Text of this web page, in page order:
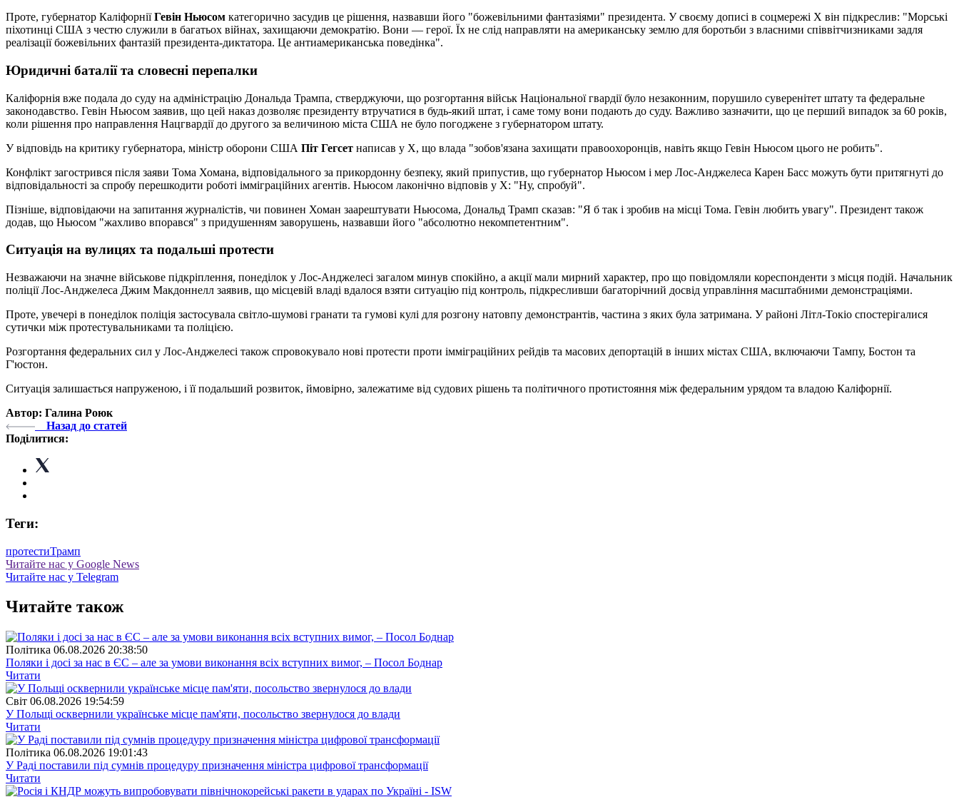
Проте, губернатор КаліфорніїГевін Ньюсом категорично засудив це рішення, назвавши його "божевільними фантазіями" президента. У своєму дописі в соцмережі X він підкреслив: "Морські
піхотинці США з честю служили в багатьох війнах, захищаючи демократію. Вони — герої. Їх не слід направляти на американську землю для боротьби з власними співвітчизниками задля
реалізації божевільних фантазій президента-диктатора. Це антиамериканська поведінка".
Юридичні баталії та словесні перепалки
Каліфорнія вже подала до суду на адміністрацію Дональда Трампа, стверджуючи, що розгортання військ Національної гвардії було незаконним, порушило суверенітет штату та федеральне
законодавство. Гевін Ньюсом заявив, що цей наказ дозволяє президенту втручатися в будь-який штат, і саме тому вони подають до суду. Важливо зазначити, що це перший випадок за 60 років,
коли рішення про направлення Нацгвардії до другого за величиною міста США не було погоджене з губернатором штату.
У відповідь на критику губернатора, міністр оборони США Піт Гегсет написав у X, що влада "зобов'язана захищати правоохоронців, навіть якщо Гевін Ньюсом цього не робить".
Конфлікт загострився після заяви Тома Хомана, відповідального за прикордонну безпеку, який припустив, що губернатор Ньюсом і мер Лос-Анджелеса Карен Басс можуть бути притягнуті до
відповідальності за спробу перешкодити роботі імміграційних агентів. Ньюсом лаконічно відповів у X: "Ну, спробуй".
Пізніше, відповідаючи на запитання журналістів, чи повинен Хоман заарештувати Ньюсома, Дональд Трамп сказав: "Я б так і зробив на місці Тома. Гевін любить увагу". Президент також
додав, що Ньюсом "жахливо впорався" з придушенням заворушень, назвавши його "абсолютно некомпетентним".
Ситуація на вулицях та подальші протести
Незважаючи на значне військове підкріплення, понеділок у Лос-Анджелесі загалом минув спокійно, а акції мали мирний характер, про що повідомляли кореспонденти з місця подій. Начальник
поліції Лос-Анджелеса Джим Макдоннелл заявив, що місцевій владі вдалося взяти ситуацію під контроль, підкресливши багаторічний досвід управління масштабними демонстраціями.
Проте, увечері в понеділок поліція застосувала світло-шумові гранати та гумові кулі для розгону натовпу демонстрантів, частина з яких була затримана. У районі Літл-Токіо спостерігалися
сутички між протестувальниками та поліцією.
Розгортання федеральних сил у Лос-Анджелесі також спровокувало нові протести проти імміграційних рейдів та масових депортацій в інших містах США, включаючи Тампу, Бостон та
Г'юстон.
Ситуація залишається напруженою, і її подальший розвиток, ймовірно, залежатиме від судових рішень та політичного протистояння між федеральним урядом та владою Каліфорнії.
Автор: Галина Роюк
Назад до статей
Поділитися:
Теги:
протестиТрамп
Читайте нас у Google News
Читайте нас у Telegram
Читайте також
Полiтика 06.08.2026 20:38:50
Поляки і досі за нас в ЄС – але за умови виконання всіх вступних вимог, – Посол Боднар
Читати
Свiт 06.08.2026 19:54:59
У Польщі осквернили українське місце пам'яти, посольство звернулося до влади
Читати
Полiтика 06.08.2026 19:01:43
У Раді поставили під сумнів процедуру призначення міністра цифрової трансформації
Читати